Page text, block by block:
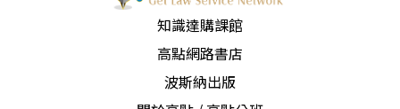
知識達購課館
高點網路書店
波斯納出版